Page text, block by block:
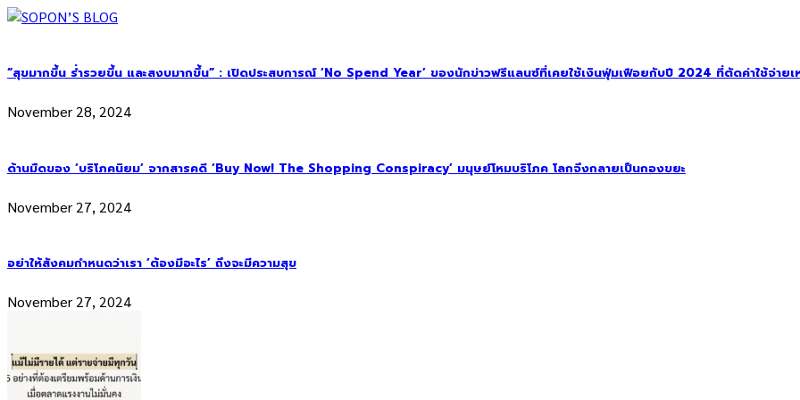
“สุขมากขึ้น ร่ำรวยขึ้น และสงบมากขึ้น” : เปิดประสบการณ์ ‘No Spend Year’ ของนักข่าวฟรีแลนซ์ที่เคยใช้เงินฟุ่มเฟือยกับปี 2024 ที่ตัดค่าใช้จ่ายเ
November 28, 2024
ด้านมืดของ ‘บริโภคนิยม’ จากสารคดี ‘Buy Now! The Shopping Conspiracy’ มนุษย์โหมบริโภค โลกจึงกลายเป็นกองขยะ
November 27, 2024
อย่าให้สังคมกำหนดว่าเรา ‘ต้องมีอะไร’ ถึงจะมีความสุข
November 27, 2024